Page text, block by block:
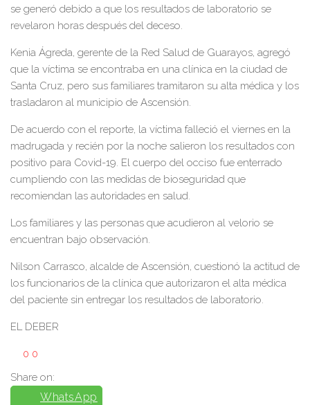
se generó debido a que los resultados de laboratorio se
revelaron horas después del deceso.
Kenia Ágreda, gerente de la Red Salud de Guarayos, agregó
que la víctima se encontraba en una clínica en la ciudad de
Santa Cruz, pero sus familiares tramitaron su alta médica y los
trasladaron al municipio de Ascensión.
De acuerdo con el reporte, la víctima falleció el viernes en la
madrugada y recién por la noche salieron los resultados con
positivo para Covid-19. El cuerpo del occiso fue enterrado
cumpliendo con las medidas de bioseguridad que
recomiendan las autoridades en salud.
Los familiares y las personas que acudieron al velorio se
encuentran bajo observación.
Nilson Carrasco, alcalde de Ascensión, cuestionó la actitud de
los funcionarios de la clínica que autorizaron el alta médica
del paciente sin entregar los resultados de laboratorio.
EL DEBER
0 0
Share on:
WhatsApp